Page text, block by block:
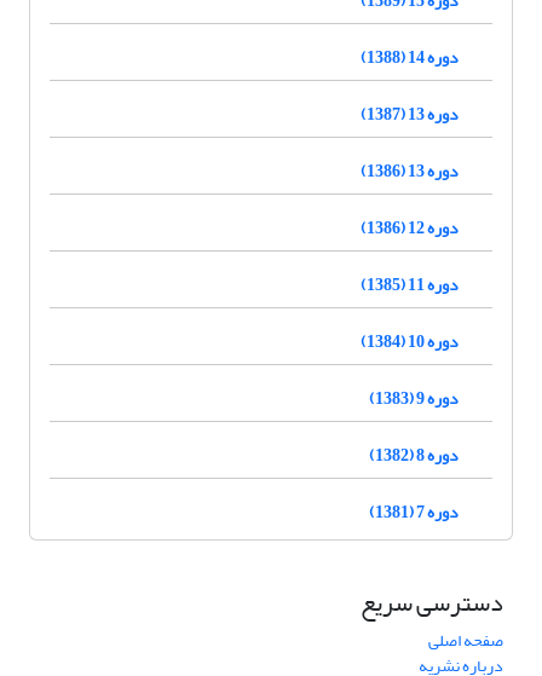
دوره 14 (1388)
دوره 13 (1387)
دوره 13 (1386)
دوره 12 (1386)
دوره 11 (1385)
دوره 10 (1384)
دوره 9 (1383)
دوره 8 (1382)
دوره 7 (1381)
دسترسی سریع
صفحه اصلی
درباره نشریه